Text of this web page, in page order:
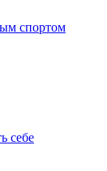
спортом
себе